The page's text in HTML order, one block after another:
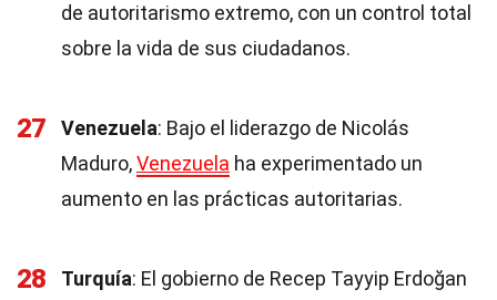
de autoritarismo extremo, con un control total
sobre la vida de sus ciudadanos.
27 Venezuela: Bajo el liderazgo de Nicolás
Maduro,Venezuela ha experimentado un
aumento en las prácticas autoritarias.
28 Turquía: El gobierno de Recep Tayyip Erdoğan